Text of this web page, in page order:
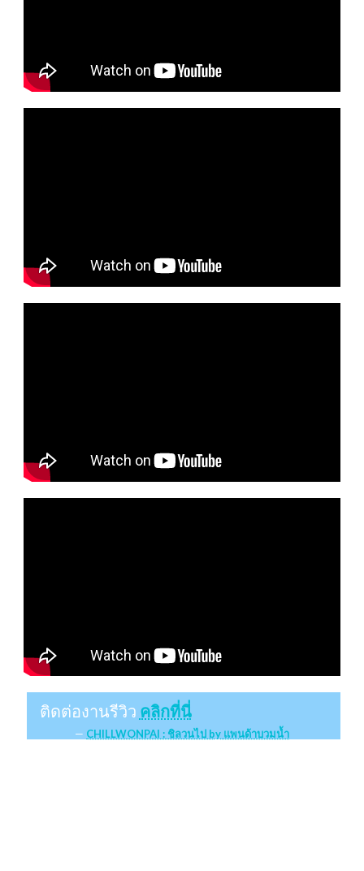
ติดต่องานรีวิว คลิกที่นี่
CHILLWONPAI : ชิลวนไป by แพนด้าบวมน้ำ